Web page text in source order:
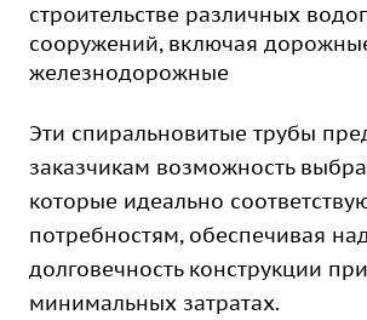
строительстве различных
сооружений, включая
железнодорожные
Эти спиральновитые трубы
заказчикам возможность
которые идеально
потребностям, обеспечивая
долговечность конструкции при
минимальных затратах.